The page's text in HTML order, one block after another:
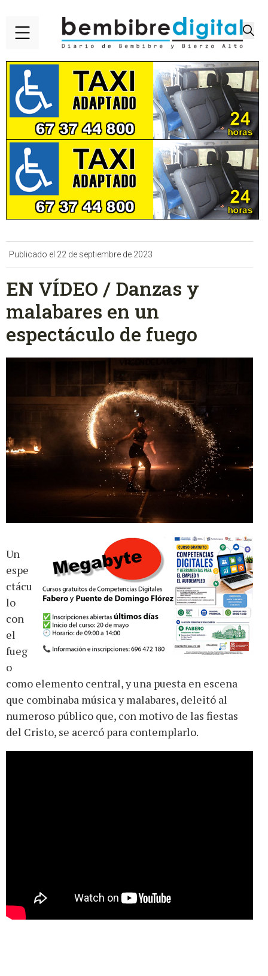
Publicado el 22 de septiembre de 2023
EN VÍDEO / Danzas y
malabares en un
espectáculo de fuego
Un
espe
ctácu
lo
con
el
fueg
o
como elemento central, y una puesta en escena
que combinaba música y malabares, deleitó al
numeroso público que, con motivo de las fiestas
del Cristo, se acercó para contemplarlo.